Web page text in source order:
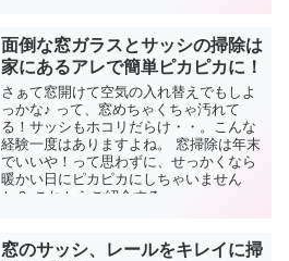
面倒な窓ガラスとサッシの掃除は
家にあるアレで簡単ピカピカに！
さぁて窓開けて空気の入れ替えでもしよ
っかな♪ って、窓めちゃくちゃ汚れて
る！サッシもホコリだらけ・・。こんな
経験一度はありますよね。 窓掃除は年末
でいいや！って思わずに、せっかくなら
暖かい日にピカピカにしちゃいません
か？ これからご紹介する...
窓のサッシ、レールをキレイに掃